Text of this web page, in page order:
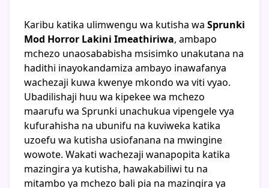
Karibu katika ulimwengu wa kutisha wa Sprunki
Mod Horror Lakini Imeathiriwa, ambapo
mchezo unaosababisha msisimko unakutana na
hadithi inayokandamiza ambayo inawafanya
wachezaji kuwa kwenye mkondo wa viti vyao.
Ubadilishaji huu wa kipekee wa mchezo
maarufu wa Sprunki unachukua vipengele vya
kufurahisha na ubunifu na kuviweka katika
uzoefu wa kutisha usiofanana na mwingine
wowote. Wakati wachezaji wanapopita katika
mazingira ya kutisha, hawakabiliwi tu na
mitambo ya mchezo bali pia na mazingira ya